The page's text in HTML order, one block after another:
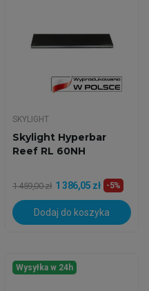
SKYLIGHT
Skylight Hyperbar
Reef RL 60NH
1 459,00 zł 1 386,05 zł -5%
Dodaj do koszyka
Wysyłka w 24h